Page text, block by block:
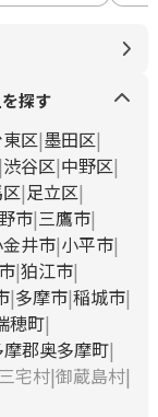
探す
区 墨田区
渋谷区 中野区
足立区
市 三鷹市
井市 小平市
狛江市
多摩市 稲城市
穂町
摩郡奥多摩町
宅村 御蔵島村